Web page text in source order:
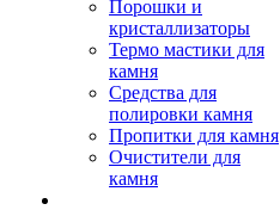
Порошки и
кристаллизаторы
Термо мастики для
камня
Средства для
полировки камня
Пропитки для камня
Очистители для
камня